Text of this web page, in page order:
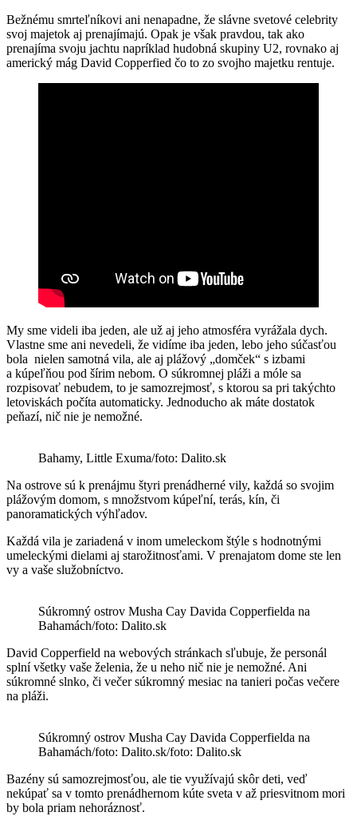
Bežnému smrteľníkovi ani nenapadne, že slávne svetové celebrity
svoj majetok aj prenajímajú. Opak je však pravdou, tak ako
prenajíma svoju jachtu napríklad hudobná skupiny U2, rovnako aj
americký mág David Copperfied čo to zo svojho majetku rentuje.
My sme videli iba jeden, ale už aj jeho atmosféra vyrážala dych.
Vlastne sme ani nevedeli, že vidíme iba jeden, lebo jeho súčasťou
bola nielen samotná vila, ale aj plážový „domček“ s izbami
a kúpeľňou pod šírim nebom. O súkromnej pláži a móle sa
rozpisovať nebudem, to je samozrejmosť, s ktorou sa pri takýchto
letoviskách počíta automaticky. Jednoducho ak máte dostatok
peňazí, nič nie je nemožné.
Bahamy, Little Exuma/foto: Dalito.sk
Na ostrove sú k prenájmu štyri prenádherné vily, každá so svojim
plážovým domom, s množstvom kúpeľní, terás, kín, či
panoramatických výhľadov.
Každá vila je zariadená v inom umeleckom štýle s hodnotnými
umeleckými dielami aj starožitnosťami. V prenajatom dome ste len
vy a vaše služobníctvo.
Súkromný ostrov Musha Cay Davida Copperfielda na
Bahamách/foto: Dalito.sk
David Copperfield na webových stránkach sľubuje, že personál
splní všetky vaše želenia, že u neho nič nie je nemožné. Ani
súkromné slnko, či večer súkromný mesiac na tanieri počas večere
na pláži.
Súkromný ostrov Musha Cay Davida Copperfielda na
Bahamách/foto: Dalito.sk/foto: Dalito.sk
Bazény sú samozrejmosťou, ale tie využívajú skôr deti, veď
nekúpať sa v tomto prenádhernom kúte sveta v až priesvitnom mori
by bola priam nehoráznosť.